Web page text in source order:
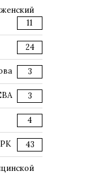
11
24
3
3
4
43